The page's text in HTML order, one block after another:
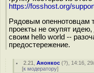
https://fosshost.org/
Рядовым опеннотовцам
проекты не окупят
своим hello world --
предостережение.
2.21 ,Анонкос (?), 14:16,
[к модератору]